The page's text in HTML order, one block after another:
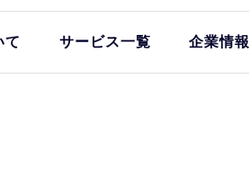
て サービス一覧 企業情報